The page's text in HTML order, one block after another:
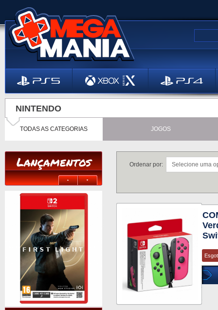
NINTENDO
TODAS AS CATEGORIAS JOGOS
Lançamentos Ordenar por: